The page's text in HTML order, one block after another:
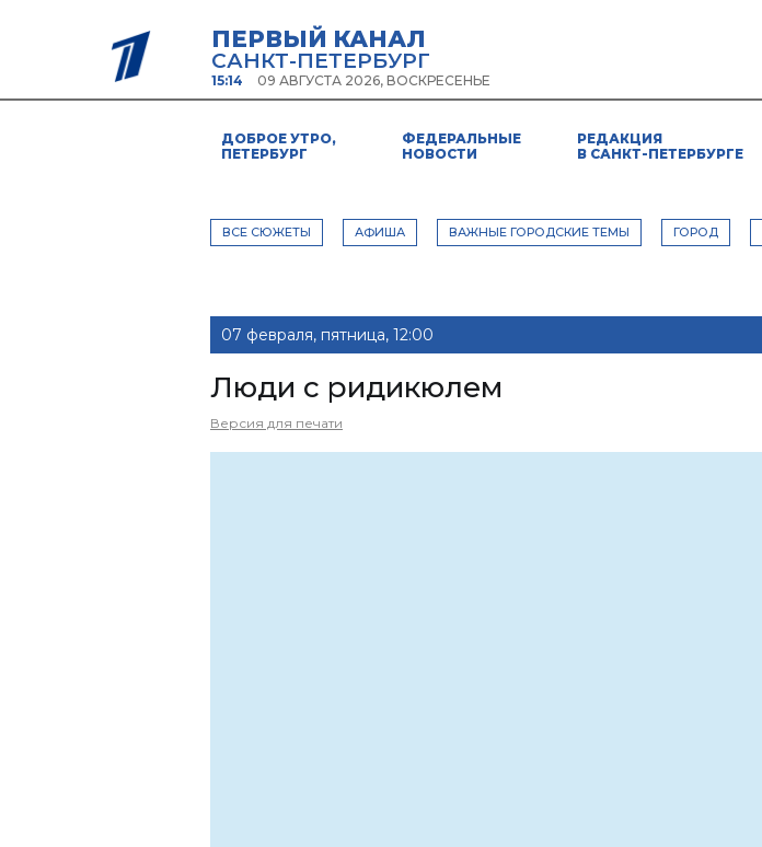
ПЕРВЫЙ КАНАЛ
САНКТ-ПЕТЕРБУРГ
15:14 09 АВГУСТА 2026, ВОСКРЕСЕНЬЕ
ДОБРОЕ УТРО,
ПЕТЕРБУРГ
ФЕДЕРАЛЬНЫЕ
НОВОСТИ
РЕДАКЦИЯ
В САНКТ-ПЕТЕРБУРГЕ
ВСЕ СЮЖЕТЫ АФИША ВАЖНЫЕ ГОРОДСКИЕ ТЕМЫ ГОРОД
07 февраля, пятница, 12:00
Люди с ридикюлем
Версия для печати